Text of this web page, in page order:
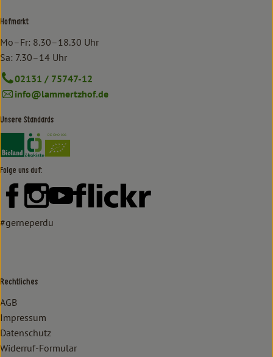
Hofmarkt
Mo–Fr: 8.30–18.30 Uhr
Sa: 7.30–14 Uhr
02131 / 75747-12
info@lammertzhof.de
Unsere Standards
Externer Link zu https://www.bioland.de/verbraucher
Externer Link zu https://www.oekokiste.de/
Folge uns auf:
Externer Link zu https://www.facebook.com/lammertzhof/
Externer Link zu https://www.instagram.com/
Externer Link zu https://www.youtube.com/
Externer Link zu https://
#gerneperdu
Rechtliches
AGB
Impressum
Datenschutz
Widerruf-Formular